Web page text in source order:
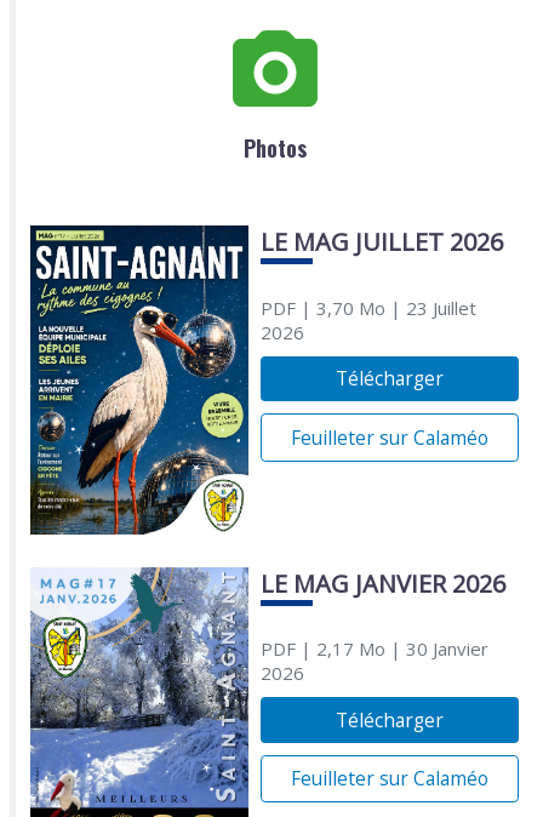
Photos
LE MAG JUILLET 2026
PDF| 3,70 Mo | 23 Juillet
2026
Télécharger
Feuilleter sur Calaméo
LE MAG JANVIER 2026
PDF| 2,17 Mo | 30 Janvier
2026
Télécharger
Feuilleter sur Calaméo